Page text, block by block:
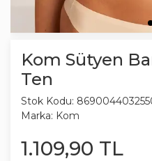
Kom Sütyen
Ten
Stok Kodu:
Marka: Kom
1.109,90 TL